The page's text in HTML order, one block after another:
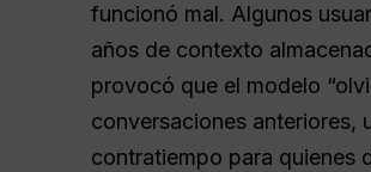
funcionó mal. Algunos
años de contexto
provocó que el modelo
conversaciones anteriores,
contratiempo para quienes